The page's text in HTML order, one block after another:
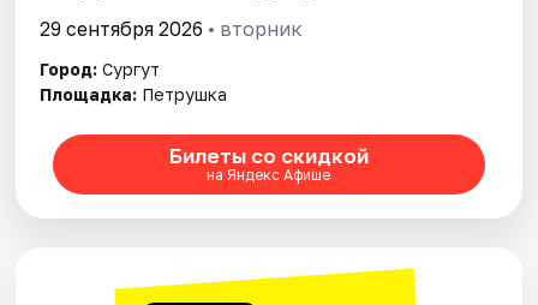
29 сентября 2026 • вторник
Город: Сургут
Площадка: Петрушка
Билеты со скидкой
на Яндекс Афише